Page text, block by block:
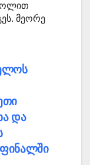
გოლით
მეორე
და